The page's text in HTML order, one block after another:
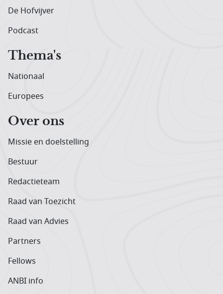
De Hofvijver
Podcast
Thema's
Nationaal
Europees
Over ons
Missie en doelstelling
Bestuur
Redactieteam
Raad van Toezicht
Raad van Advies
Partners
Fellows
ANBI info